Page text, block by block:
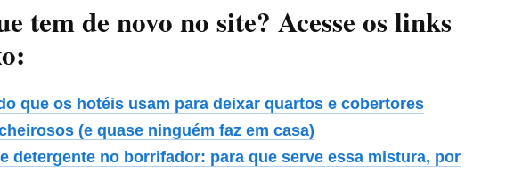
tem de novo no site? Acesse os links
que os hotéis usam para deixar quartos e cobertores
(e quase ninguém faz em casa)
detergente no borrifador: para que serve essa mistura, por